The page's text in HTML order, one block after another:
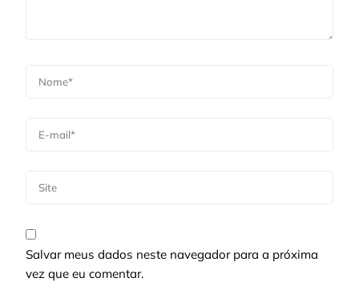
Salvar meus dados neste navegador para a próxima
vez que eu comentar.